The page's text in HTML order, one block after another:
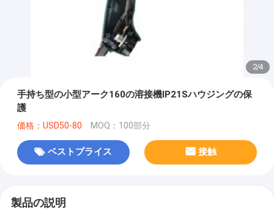
2/4
手持ち型の小型アーク160の溶接機IP21Sハウジングの保
護
価格：USD50-80 MOQ：100部分
ベストプライス 接触
製品の説明